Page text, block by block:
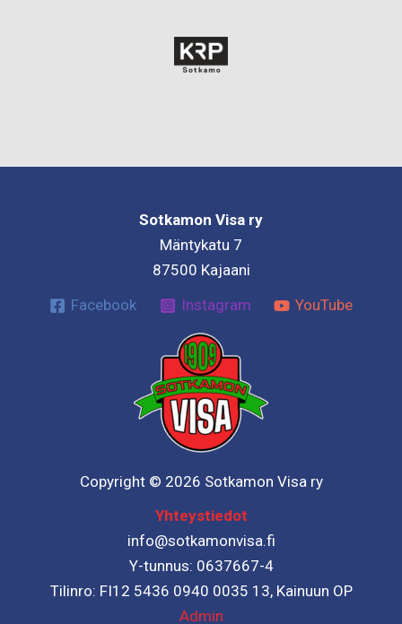
Sotkamon Visa ry
Mäntykatu 7
87500 Kajaani
Facebook
Instagram YouTube
Copyright © 2026 Sotkamon Visa ry
Yhteystiedot
info@sotkamonvisa.fi
Y-tunnus: 0637667-4
Tilinro: FI12 5436 0940 0035 13, Kainuun OP
Admin